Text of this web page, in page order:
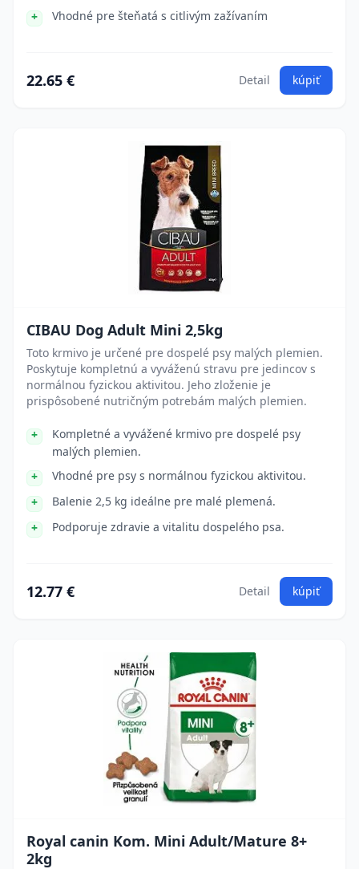
Vhodné pre šteňatá s citlivým zažívaním
22.65 € Detail kúpiť
CIBAU Dog Adult Mini 2,5kg
Toto krmivo je určené pre dospelé psy malých plemien.
Poskytuje kompletnú a vyváženú stravu pre jedincov s
normálnou fyzickou aktivitou. Jeho zloženie je
prispôsobené nutričným potrebám malých plemien.
Kompletné a vyvážené krmivo pre dospelé psy
malých plemien.
Vhodné pre psy s normálnou fyzickou aktivitou.
Balenie 2,5 kg ideálne pre malé plemená.
Podporuje zdravie a vitalitu dospelého psa.
12.77 € Detail kúpiť
Royal canin Kom. Mini Adult/Mature 8+
2kg